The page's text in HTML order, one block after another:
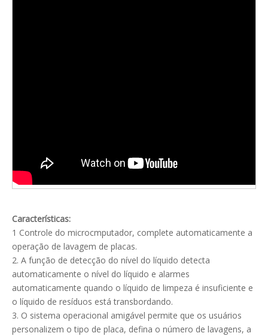
Características:
1 Controle do microcmputador, complete automaticamente a
operação de lavagem de placas.
2. A função de detecção do nível do líquido detecta
automaticamente o nível do líquido e alarmes
automaticamente quando o líquido de limpeza é insuficiente e
o líquido de resíduos está transbordando.
3. O sistema operacional amigável permite que os usuários
personalizem o tipo de placa, defina o número de lavagens, a